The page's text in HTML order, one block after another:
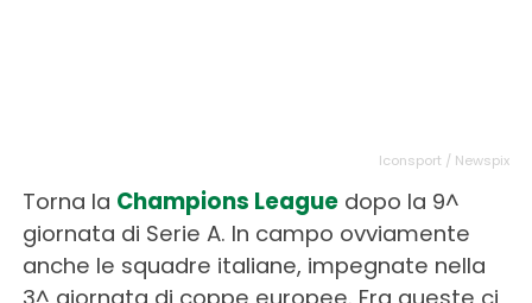
Iconsport / Newspix
Torna la Champions Leaguedopo la 9^
giornata di Serie A. In campo ovviamente
anche le squadre italiane, impegnate nella